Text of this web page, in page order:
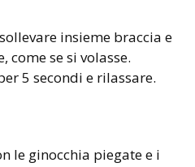
insieme braccia e
come se si volasse.
5 secondi e rilassare.
le ginocchia piegate e i